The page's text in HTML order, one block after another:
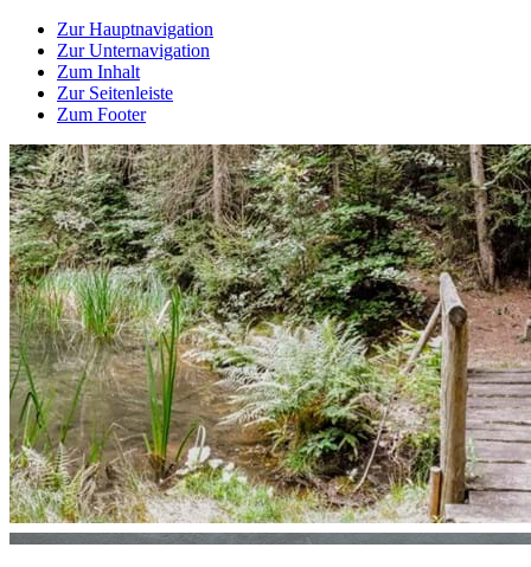
Zur Hauptnavigation
Zur Unternavigation
Zum Inhalt
Zur Seitenleiste
Zum Footer